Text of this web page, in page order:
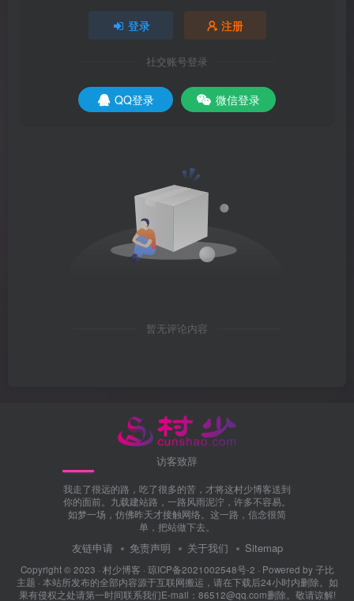
登录 注册
社交账号登录
QQ登录 微信登录
暂无评论内容
访客致辞
我走了很远的路，吃了很多的苦，才将这村少博客送到
你的面前。九载建站路，一路风雨泥泞，许多不容易。
如梦一场，仿佛昨天才接触网络。这一路，信念很简
单，把站做下去。
友链申请 免责声明 关于我们 Sitemap
Copyright © 2023 · 村少博客 · 琼ICP备2021002548号-2 · Powered by子比
主题 · 本站所发布的全部内容源于互联网搬运，请在下载后24小时内删除。如
果有侵权之处请第一时间联系我们E-mail：86512@qq.com删除。敬请谅解!